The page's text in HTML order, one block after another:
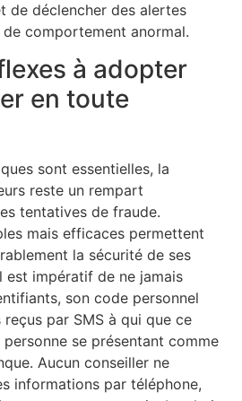
de déclencher des alertes
comportement anormal.
à adopter
en toute
sont essentielles, la
reste un rempart
tentatives de fraude.
mais efficaces permettent
la sécurité de ses
est impératif de ne jamais
son code personnel
par SMS à qui que ce
se présentant comme
Aucun conseiller ne
informations par téléphone,